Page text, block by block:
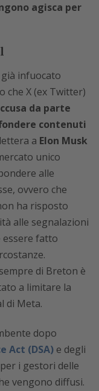
agisca per
infuocato
che X (ex Twitter)
da parte
contenuti
a Elon Musk
unico
alle
ovvero che
ha risposto
alle segnalazioni
essere fatto
di Breton è
a limitare la
di Meta.
dopo
Act (DSA) e degli
i gestori delle
vengono diffusi.